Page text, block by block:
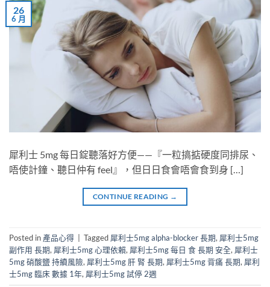
26
6 月
犀利士 5mg 每日錠聽落好方便——『一粒搞掂硬度同排尿、
唔使計鐘、聽日仲有 feel』，但日日食會唔會食到身 […]
CONTINUE READING →
Posted in 產品心得 Tagged 犀利士5mg alpha-blocker 長期, 犀利士5mg
副作用 長期, 犀利士5mg 心理依賴, 犀利士5mg 每日 食 長期 安全, 犀利士
5mg 硝酸鹽 持續風險, 犀利士5mg 肝 腎 長期, 犀利士5mg 背痛 長期, 犀利
士5mg 臨床 數據 1年, 犀利士5mg 試停 2週